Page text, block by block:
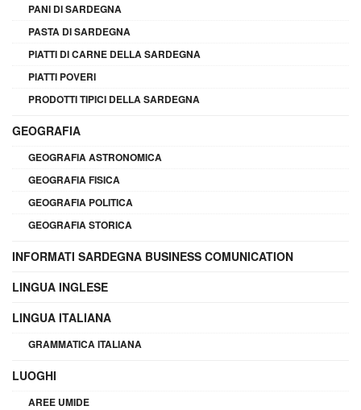
PANI DI SARDEGNA
PASTA DI SARDEGNA
PIATTI DI CARNE DELLA SARDEGNA
PIATTI POVERI
PRODOTTI TIPICI DELLA SARDEGNA
GEOGRAFIA
GEOGRAFIA ASTRONOMICA
GEOGRAFIA FISICA
GEOGRAFIA POLITICA
GEOGRAFIA STORICA
INFORMATI SARDEGNA BUSINESS COMUNICATION
LINGUA INGLESE
LINGUA ITALIANA
GRAMMATICA ITALIANA
LUOGHI
AREE UMIDE